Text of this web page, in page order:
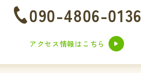
090-4806-0136
アクセス情報はこちら